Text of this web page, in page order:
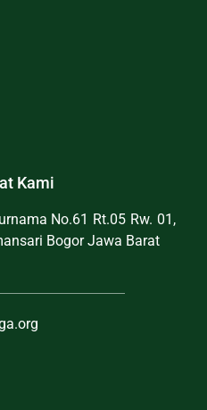
Kami
No.61 Rt.05 Rw. 01,
Bogor Jawa Barat